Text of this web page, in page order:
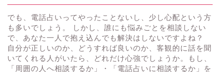
でも、電話占いってやったことないし、少し心配という方
も多いでしょう。 しかし、誰にも悩みごとを相談しない
で、あなた一人で抱え込んでも解決はしないですよね？
自分が正しいのか、どうすれば良いのか、客観的に話を聞
いてくれる人がいたら、どれだけ心強でしょうか。もし、
「周囲の人へ相談するか」・「電話占いに相談するか」を